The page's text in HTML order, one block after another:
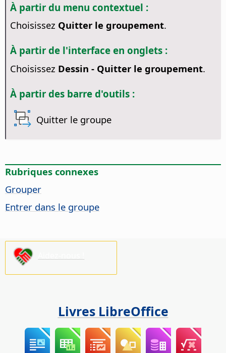
À partir du menu contextuel :
Choisissez Quitter le groupement.
À partir de l'interface en onglets :
Choisissez Dessin - Quitter le groupement.
À partir des barre d'outils :
Quitter le groupe
Rubriques connexes
Grouper
Entrer dans le groupe
Livres LibreOffice